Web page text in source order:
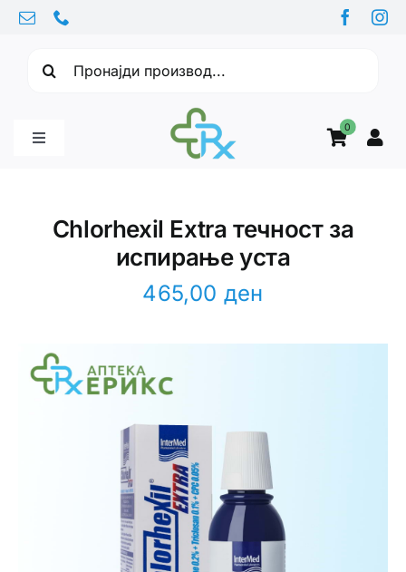
Skip
content
0
Toggle
Здравствени проблеми
Лична хигиена
Медицински апрати
Chlorhexil Extra течност за
испирање уста
465,00 ден